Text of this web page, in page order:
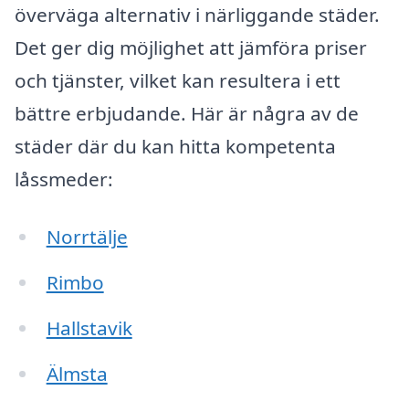
överväga alternativ i närliggande städer.
Det ger dig möjlighet att jämföra priser
och tjänster, vilket kan resultera i ett
bättre erbjudande. Här är några av de
städer där du kan hitta kompetenta
låssmeder:
Norrtälje
Rimbo
Hallstavik
Älmsta